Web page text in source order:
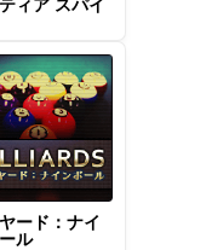
ィア スパイ
ード：ナイ
ル